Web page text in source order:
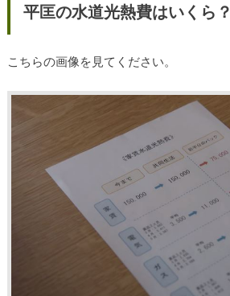
平匡の水道光熱費はいくら？
こちらの画像を見てください。